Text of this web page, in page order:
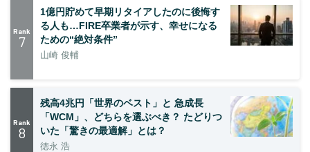
Rank
7
1億円貯めて早期リタイアしたのに後悔す
る人も…FIRE卒業者が示す、幸せになる
ための“絶対条件”
山崎 俊輔
Rank
8
残高4兆円「世界のベスト」と 急成長
「WCM」、どちらを選ぶべき？ たどりつ
いた「驚きの最適解」とは？
徳永 浩